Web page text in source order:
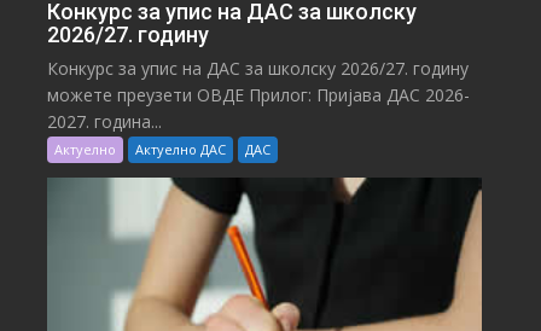
Конкурс за упис на ДАС за школску
2026/27. годину
Конкурс за упис на ДАС за школску 2026/27. годину
можете преузети ОВДЕ Прилог: Пријава ДАС 2026-
2027. година...
Актуелно Актуелно ДАС ДАС